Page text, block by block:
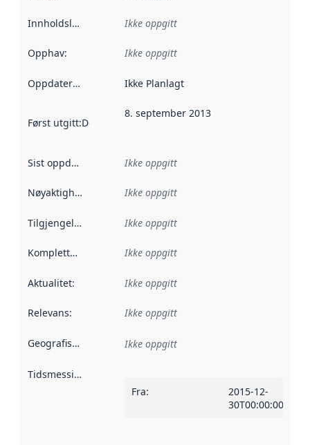
Innholdsleverandører :
Ikke oppgitt
Opphav: Ikke oppgitt
Oppdateringsfrekvens :
Ikke Planlagt
Først utgitt:Denne datoen sier når dataene i dette
8. september 2013
Sist oppdatert Ikke oppgitt
Nøyaktighet Ikke oppgitt
Tilgjengelighet Ikke oppgitt
Kompletthet Ikke oppgitt
Aktualitet: Ikke oppgitt
Relevans: Ikke oppgitt
Geografisk avgrensning :
Ikke oppgitt
Tidsmessig avgrensning
Fra:
2015-12-
30T00:00:00Z